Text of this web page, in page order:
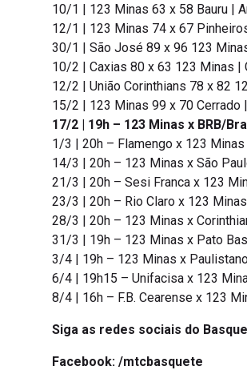
10/1 | 123 Minas 63 x 58 Bauru |
12/1 | 123 Minas 74 x 67
30/1 | São José 89 x 96 123
10/2 | Caxias 80 x 63 123 Minas |
12/2 | União Corinthians 78 x 82
15/2 | 123 Minas 99 x 70 Cerrado
17/2 | 19h – 123 Minas x BRB/
1/3 | 20h – Flamengo x 123
14/3 | 20h – 123 Minas x São
21/3 | 20h – Sesi Franca x 123
23/3 | 20h – Rio Claro x 123
28/3 | 20h – 123 Minas x
31/3 | 19h – 123 Minas x Pato
3/4 | 19h – 123 Minas x
6/4 | 19h15 – Unifacisa x 123
8/4 | 16h – F.B. Cearense x 123
Siga as redes sociais do
Facebook: /mtcbasquete